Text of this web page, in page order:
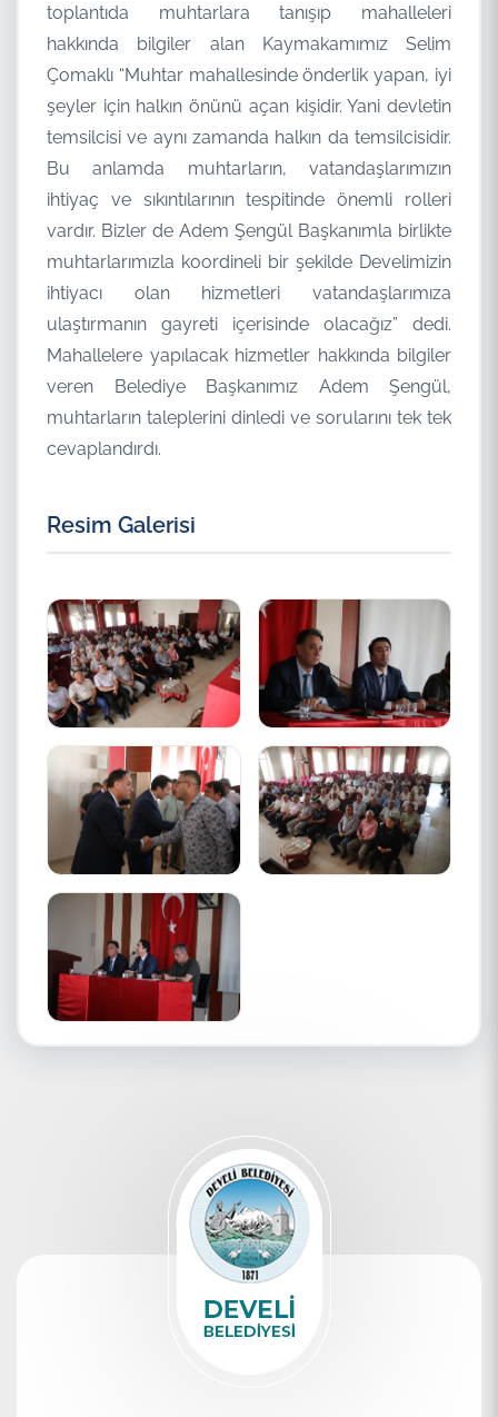
toplantıda muhtarlara tanışıp mahalleleri
hakkında bilgiler alan Kaymakamımız Selim
Çomaklı “Muhtar mahallesinde önderlik yapan, iyi
şeyler için halkın önünü açan kişidir. Yani devletin
temsilcisi ve aynı zamanda halkın da temsilcisidir.
Bu anlamda muhtarların, vatandaşlarımızın
ihtiyaç ve sıkıntılarının tespitinde önemli rolleri
vardır. Bizler de Adem Şengül Başkanımla birlikte
muhtarlarımızla koordineli bir şekilde Develimizin
ihtiyacı olan hizmetleri vatandaşlarımıza
ulaştırmanın gayreti içerisinde olacağız” dedi.
Mahallelere yapılacak hizmetler hakkında bilgiler
veren Belediye Başkanımız Adem Şengül,
muhtarların taleplerini dinledi ve sorularını tek tek
cevaplandırdı.
Resim Galerisi